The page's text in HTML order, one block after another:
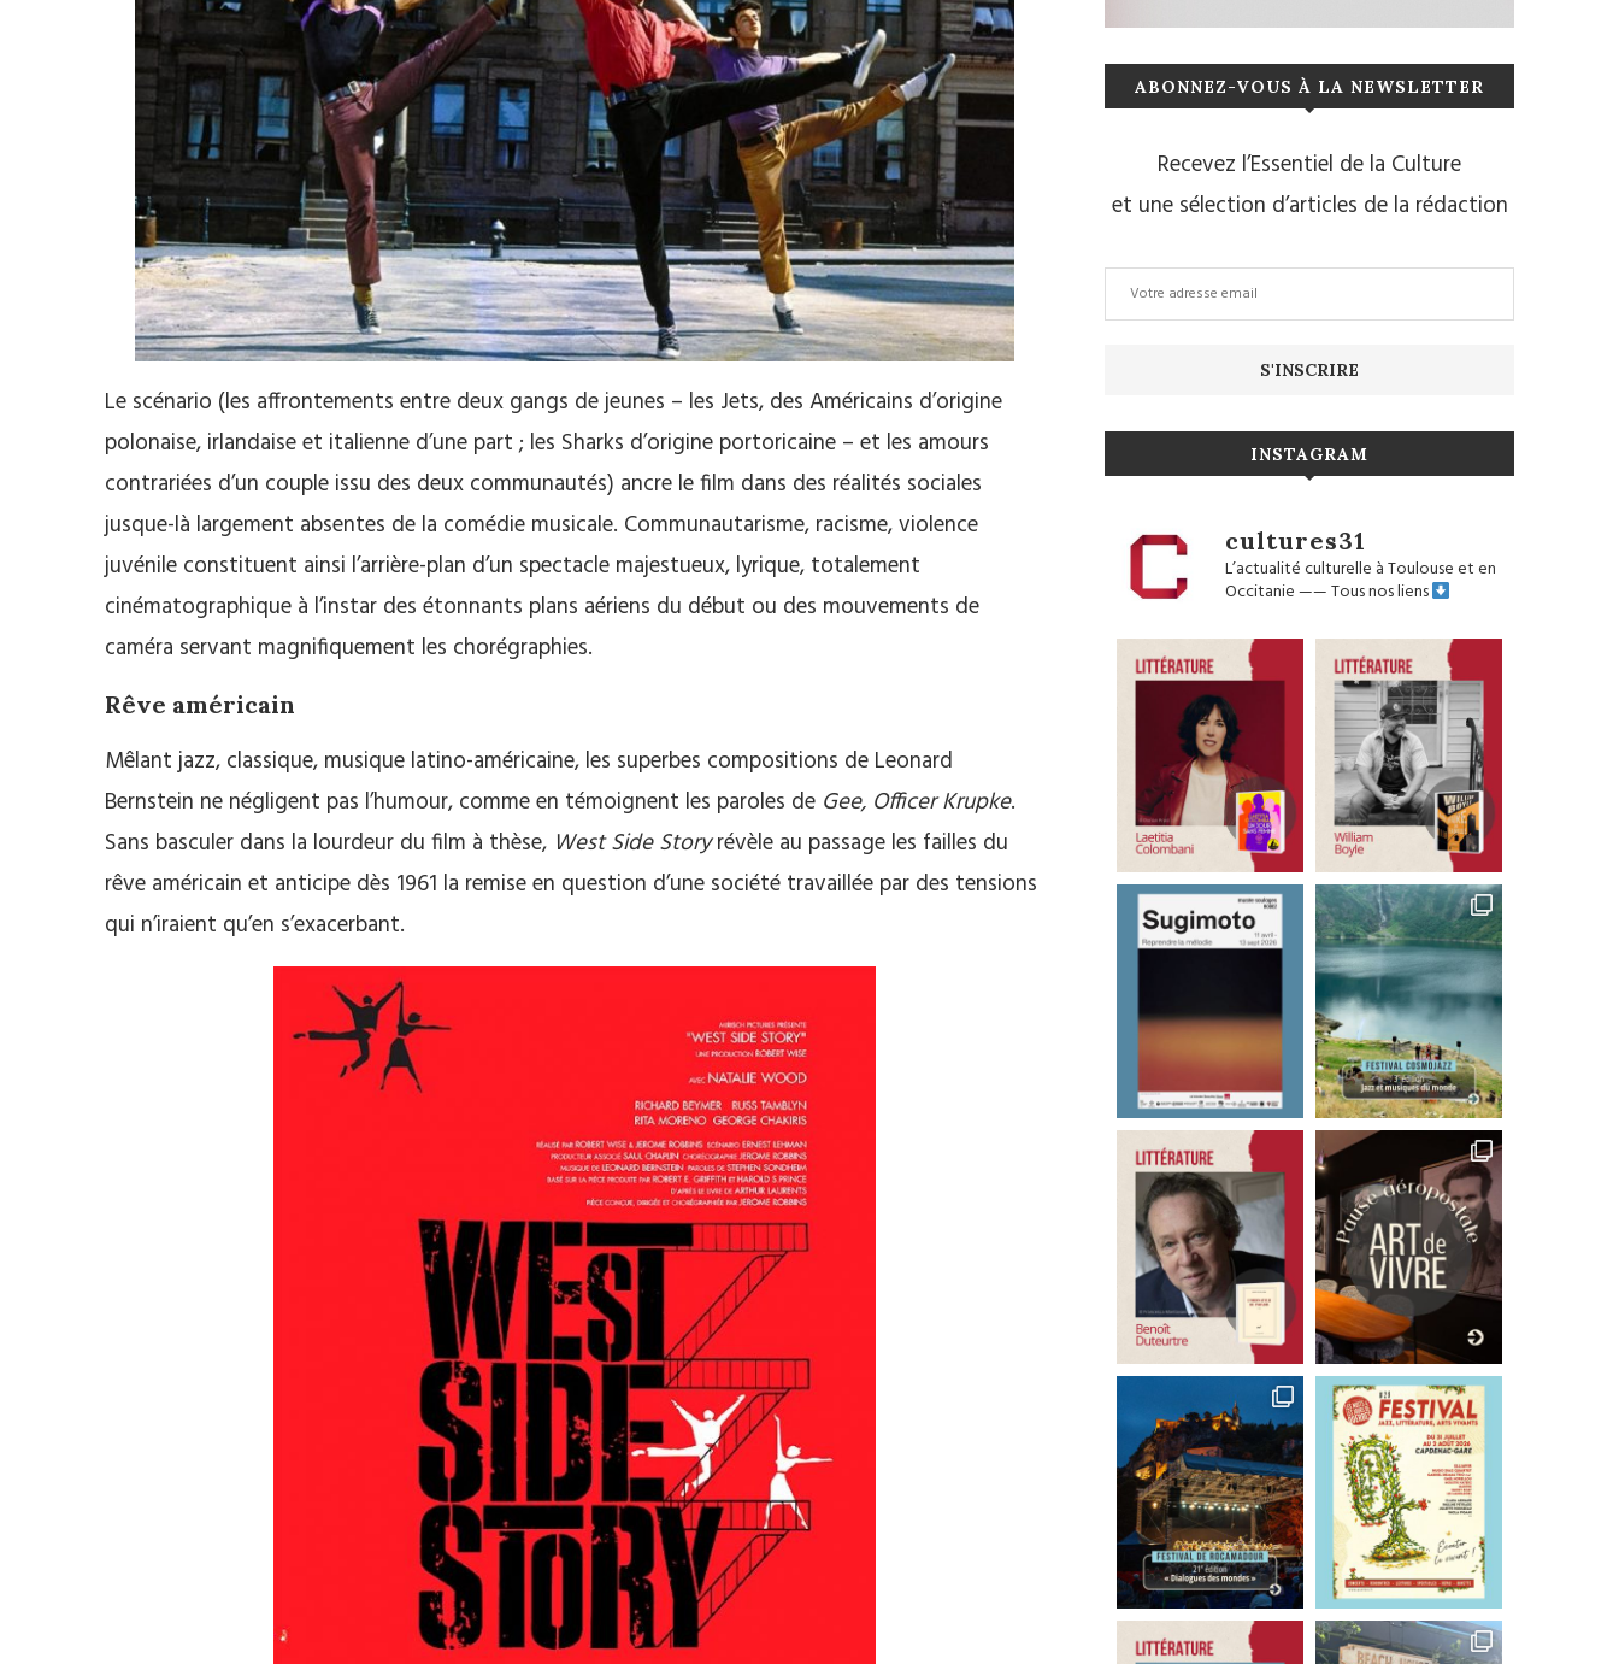
Le scénario (les affrontements entre deux gangs de jeunes – les Jets, des Américains d’origine
polonaise, irlandaise et italienne d’une part ; les Sharks d’origine portoricaine – et les amours
contrariées d’un couple issu des deux communautés) ancre le film dans des réalités sociales
jusque-là largement absentes de la comédie musicale. Communautarisme, racisme, violence
juvénile constituent ainsi l’arrière-plan d’un spectacle majestueux, lyrique, totalement
cinématographique à l’instar des étonnants plans aériens du début ou des mouvements de
caméra servant magnifiquement les chorégraphies.
Rêve américain
Mêlant jazz, classique, musique latino-américaine, les superbes compositions de Leonard
Bernstein ne négligent pas l’humour, comme en témoignent les paroles de Gee, Officer Krupke.
Sans basculer dans la lourdeur du film à thèse, West Side Storyrévèle au passage les failles du
rêve américain et anticipe dès 1961 la remise en question d’une société travaillée par des tensions
qui n’iraient qu’en s’exacerbant.
ABONNEZ-VOUS À LA NEWSLETTER
Recevez l’Essentiel de la Culture
et une sélection d’articles de la rédaction
INSTAGRAM
cultures31
L’actualité culturelle à Toulouse et en
Occitanie——Tous nos liens